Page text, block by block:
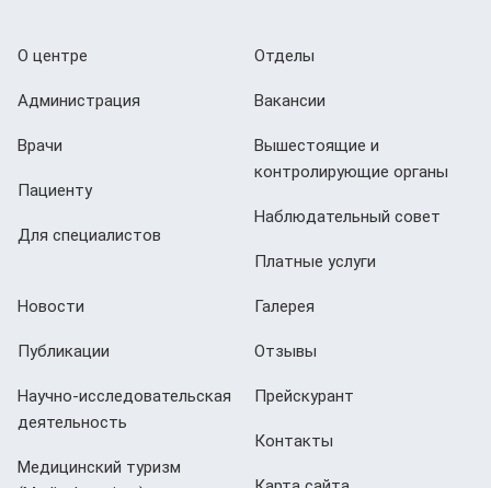
О центре
Администрация
Врачи
Пациенту
Для специалистов
Отделы
Вакансии
Вышестоящие и
контролирующие органы
Наблюдательный совет
Платные услуги
Новости
Публикации
Научно-исследовательская
деятельность
Медицинский туризм
Галерея
Отзывы
Прейскурант
Контакты